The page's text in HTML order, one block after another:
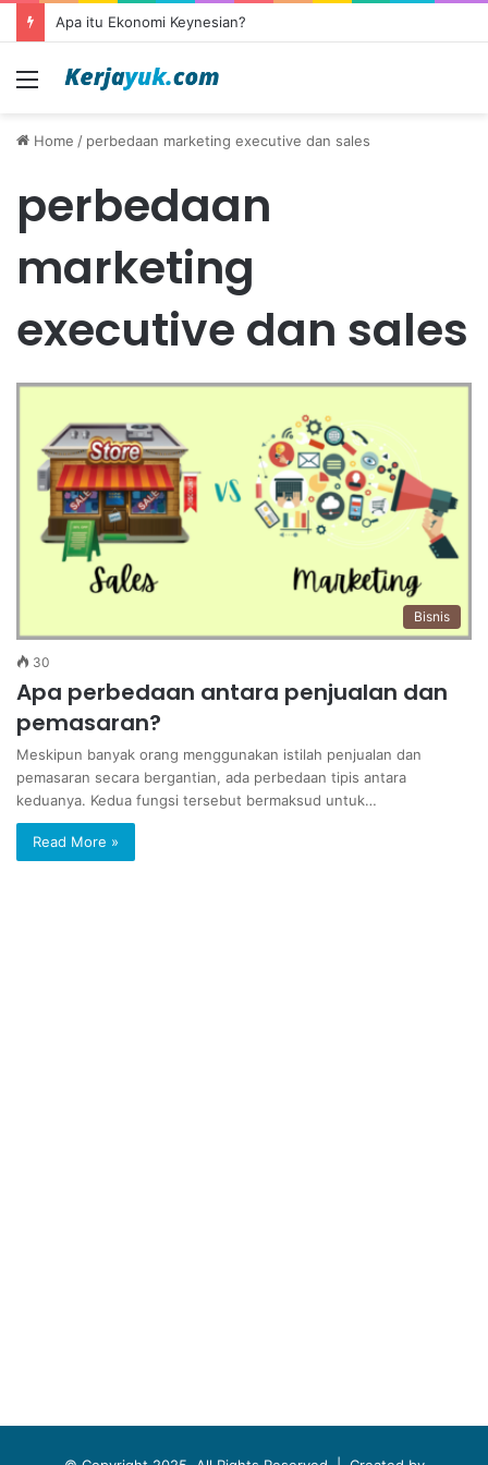
Apa itu Ekonomi Keynesian?
Menu
Home / perbedaan marketing executive dan sales
perbedaan
marketing
executive dan sales
Bisnis
30
Apa perbedaan antara penjualan dan
pemasaran?
Meskipun banyak orang menggunakan istilah penjualan dan
pemasaran secara bergantian, ada perbedaan tipis antara
keduanya. Kedua fungsi tersebut bermaksud untuk…
Read More »